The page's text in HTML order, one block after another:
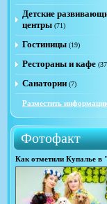
Детские
центры (71)
Гостиницы (19)
Рестораны и кафе
Санатории (7)
Разместить
Фотофакт
Как отметили Купалье